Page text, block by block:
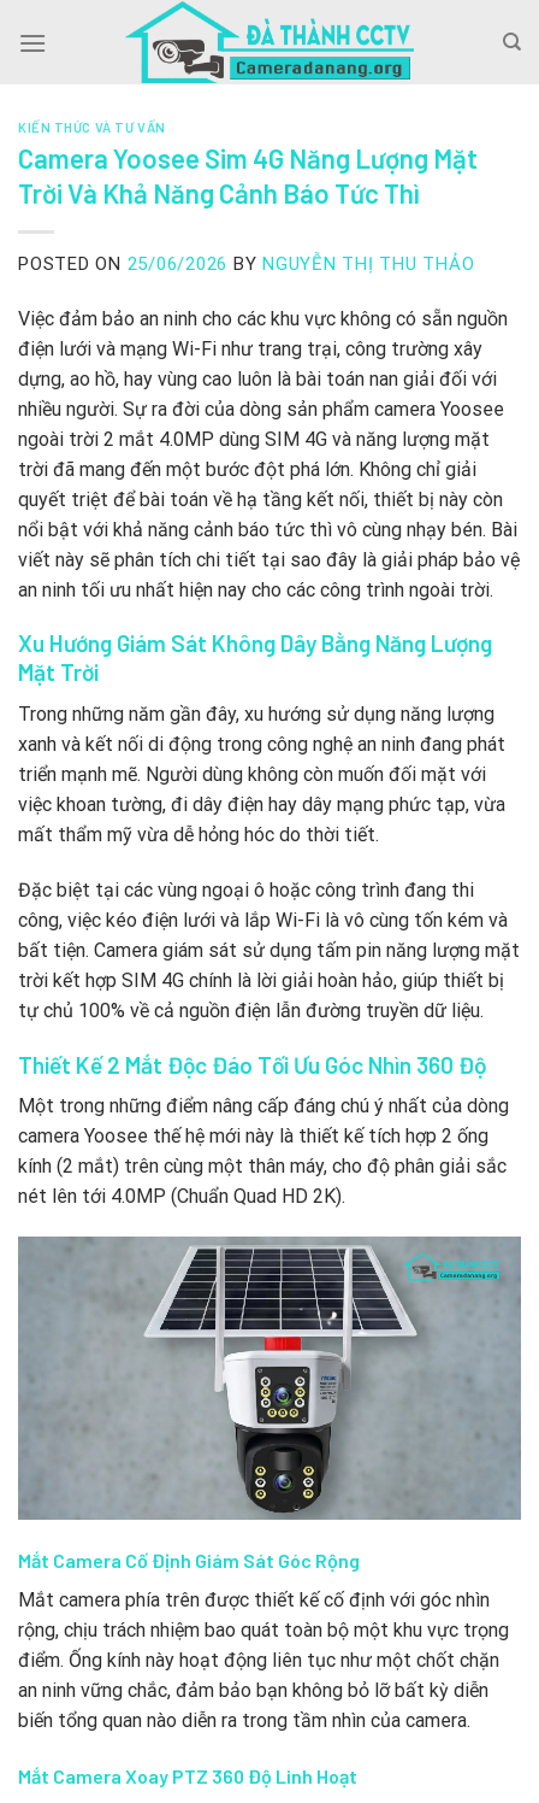
KIẾN THỨC VÀ TƯ VẤN
Camera Yoosee Sim 4G Năng Lượng Mặt
Trời Và Khả Năng Cảnh Báo Tức Thì
POSTED ON 25/06/2026 BY NGUYỄN THỊ THU THẢO
Việc đảm bảo an ninh cho các khu vực không có sẵn nguồn
điện lưới và mạng Wi-Fi như trang trại, công trường xây
dựng, ao hồ, hay vùng cao luôn là bài toán nan giải đối với
nhiều người. Sự ra đời của dòng sản phẩm camera Yoosee
ngoài trời 2 mắt 4.0MP dùng SIM 4G và năng lượng mặt
trời đã mang đến một bước đột phá lớn. Không chỉ giải
quyết triệt để bài toán về hạ tầng kết nối, thiết bị này còn
nổi bật với khả năng cảnh báo tức thì vô cùng nhạy bén. Bài
viết này sẽ phân tích chi tiết tại sao đây là giải pháp bảo vệ
an ninh tối ưu nhất hiện nay cho các công trình ngoài trời.
Xu Hướng Giám Sát Không Dây Bằng Năng Lượng
Mặt Trời
Trong những năm gần đây, xu hướng sử dụng năng lượng
xanh và kết nối di động trong công nghệ an ninh đang phát
triển mạnh mẽ. Người dùng không còn muốn đối mặt với
việc khoan tường, đi dây điện hay dây mạng phức tạp, vừa
mất thẩm mỹ vừa dễ hỏng hóc do thời tiết.
Đặc biệt tại các vùng ngoại ô hoặc công trình đang thi
công, việc kéo điện lưới và lắp Wi-Fi là vô cùng tốn kém và
bất tiện. Camera giám sát sử dụng tấm pin năng lượng mặt
trời kết hợp SIM 4G chính là lời giải hoàn hảo, giúp thiết bị
tự chủ 100% về cả nguồn điện lẫn đường truyền dữ liệu.
Thiết Kế 2 Mắt Độc Đáo Tối Ưu Góc Nhìn 360 Độ
Một trong những điểm nâng cấp đáng chú ý nhất của dòng
camera Yoosee thế hệ mới này là thiết kế tích hợp 2 ống
kính (2 mắt) trên cùng một thân máy, cho độ phân giải sắc
nét lên tới 4.0MP (Chuẩn Quad HD 2K).
Mắt Camera Cố Định Giám Sát Góc Rộng
Mắt camera phía trên được thiết kế cố định với góc nhìn
rộng, chịu trách nhiệm bao quát toàn bộ một khu vực trọng
điểm. Ống kính này hoạt động liên tục như một chốt chặn
an ninh vững chắc, đảm bảo bạn không bỏ lỡ bất kỳ diễn
biến tổng quan nào diễn ra trong tầm nhìn của camera.
Mắt Camera Xoay PTZ 360 Độ Linh Hoạt